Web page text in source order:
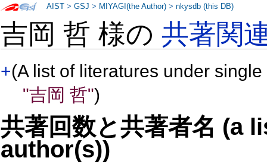
吉岡 哲 様の共著関
+(A list of literatures under
"吉岡 哲")
共著回数と共著者名 (a
author(s))
AIST >GSJ > MIYAGI(the Author) >nkysdb (this DB)